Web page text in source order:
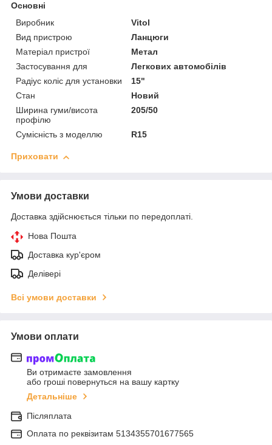
Основні
Виробник
Vitol
Вид пристрою
Ланцюги
Матеріал пристрої
Метал
Застосування для
Легкових автомобілів
Радіус коліс для установки
15"
Стан
Новий
Ширина гуми/висота
профілю
205/50
Сумісність з моделлю R15
Приховати
Умови доставки
Доставка здійснюється тільки по передоплаті.
Нова Пошта
Доставка кур'єром
Делівері
Всі умови доставки
Умови оплати
Ви отримаєте замовлення
або гроші повернуться на вашу картку
Детальніше
Післяплата
Оплата по реквiзитам 5134355701677565